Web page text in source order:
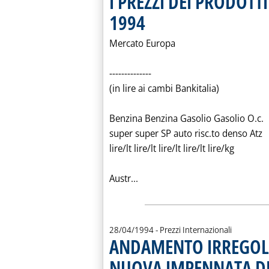
1994
Mercato Europa
--------------
(in lire ai cambi Bankitalia)
Benzina Benzina Gasolio Gasolio O.c.
super super SP auto risc.to denso Atz
lire/lt lire/lt lire/lt lire/lt lire/kg
Austr... Leggi tutta la notizia: 'I
28/04/1994- Prezzi Internazionali
ANDAMENTO